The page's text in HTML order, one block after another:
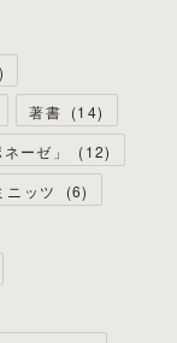
)
著書 (14)
ーゼ」 (12)
ニッツ (6)